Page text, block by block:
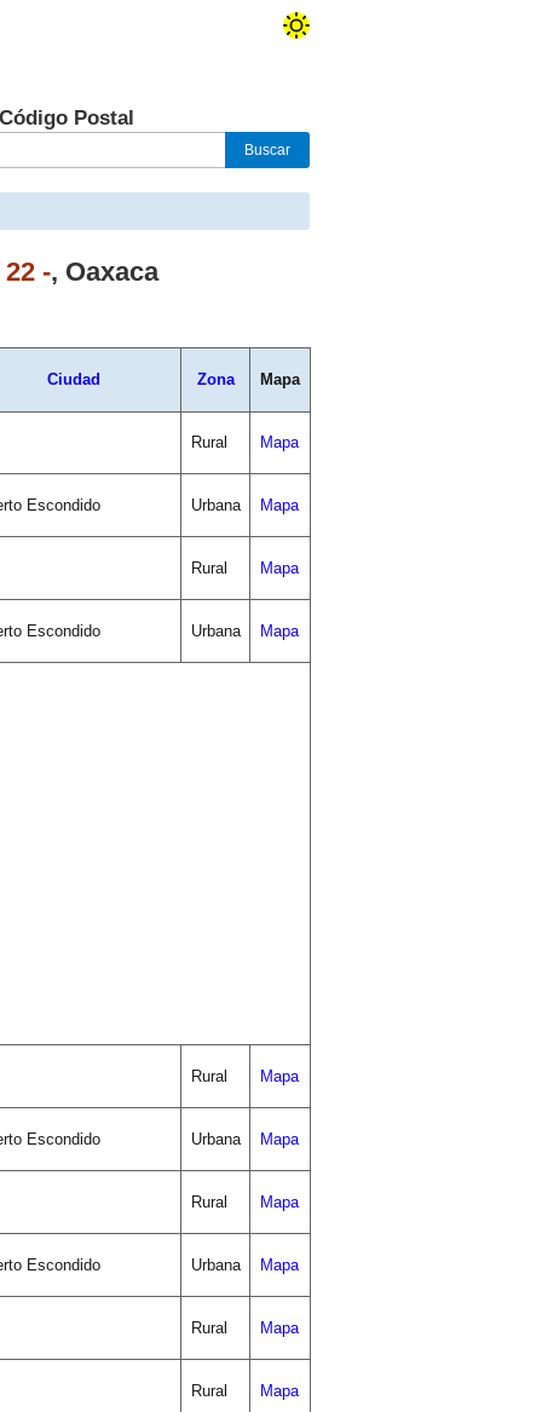
Postal
-, Oaxaca
Ciudad Zona Mapa
Rural Mapa
Escondido Urbana Mapa
Rural Mapa
Escondido Urbana Mapa
Rural Mapa
Escondido Urbana Mapa
Rural Mapa
Escondido Urbana Mapa
Rural Mapa
Rural Mapa